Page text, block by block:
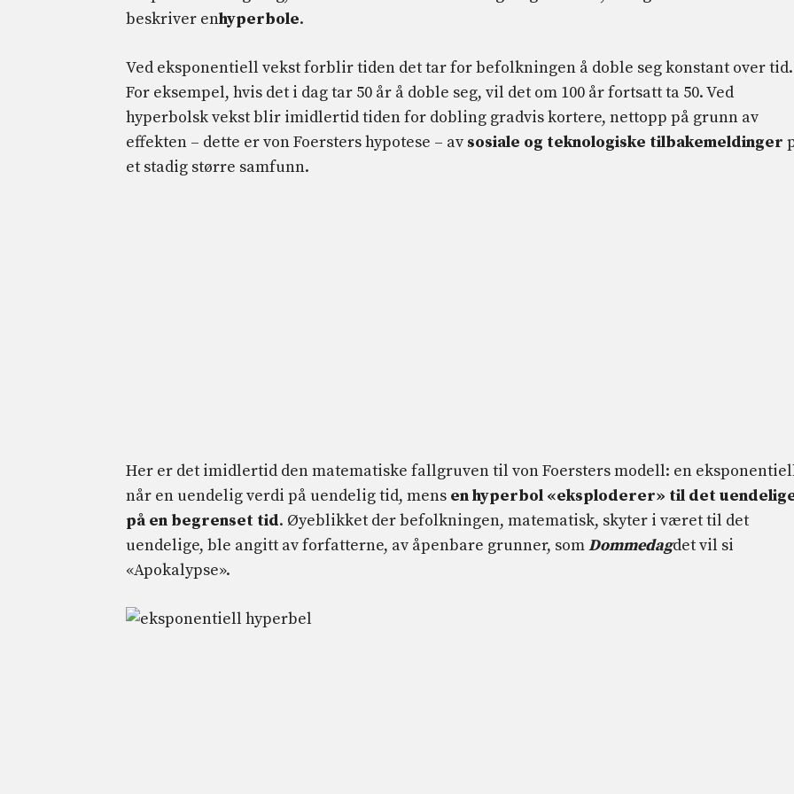
beskriver enhyperbole.
Ved eksponentiell vekst forblir tiden det tar for befolkningen å doble seg konstant over tid.
For eksempel, hvis det i dag tar 50 år å doble seg, vil det om 100 år fortsatt ta 50. Ved
hyperbolsk vekst blir imidlertid tiden for dobling gradvis kortere, nettopp på grunn av
effekten – dette er von Foersters hypotese – av sosiale og teknologiske tilbakemeldinger
et stadig større samfunn.
Her er det imidlertid den matematiske fallgruven til von Foersters modell: en
når en uendelig verdi på uendelig tid, mens en hyperbol «eksploderer» til det
på en begrenset tid. Øyeblikket der befolkningen, matematisk, skyter i været til det
uendelige, ble angitt av forfatterne, av åpenbare grunner, somDommedagdet vil si
«Apokalypse».